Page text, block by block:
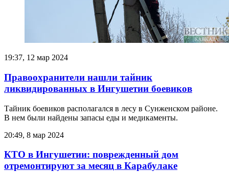
19:37, 12 мар 2024
Правоохранители нашли тайник
ликвидированных в Ингушетии боевиков
Тайник боевиков располагался в лесу в Сунженском районе.
В нем были найдены запасы еды и медикаменты.
20:49, 8 мар 2024
КТО в Ингушетии: поврежденный дом
отремонтируют за месяц в Карабулаке